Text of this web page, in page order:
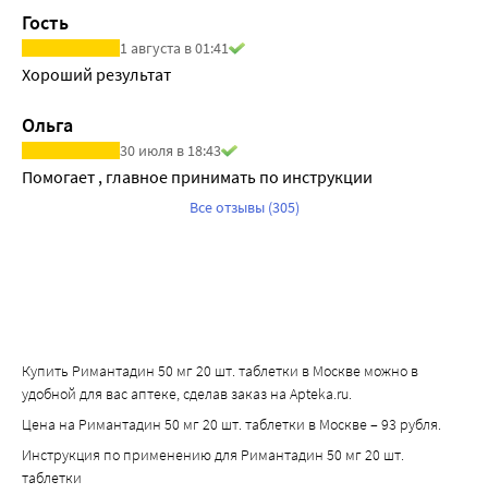
Гость
1 августа в 01:41
Хороший результат
Ольга
30 июля в 18:43
Помогает , главное принимать по инструкции
Все отзывы (305)
Купить Римантадин 50 мг 20 шт. таблетки в Москве можно в
удобной для вас аптеке, сделав заказ на Apteka.ru.
Цена на Римантадин 50 мг 20 шт. таблетки в Москве – 93 рубля.
Инструкция по применению для Римантадин 50 мг 20 шт.
таблетки